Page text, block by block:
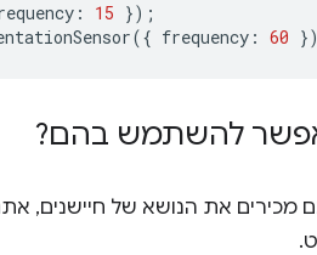
: 15 });
({ frequency : 60
אפשר להשתמש בהם?
את הנושא של חיישנים,